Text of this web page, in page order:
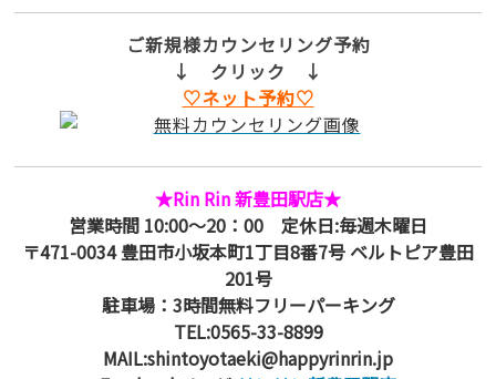
ご新規様カウンセリング予約
↓ クリック ↓
♡ネット予約♡
★Rin Rin 新豊田駅店★
営業時間 10:00～20：00 定休日:毎週木曜日
〒471-0034 豊田市小坂本町1丁目8番7号 ベルトピア豊田
201号
駐車場：3時間無料フリーパーキング
TEL:0565-33-8899
MAIL:shintoyotaeki@happyrinrin.jp